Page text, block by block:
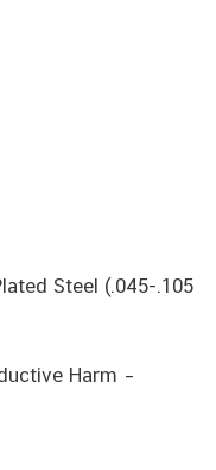
Steel (.045-.105
Harm –